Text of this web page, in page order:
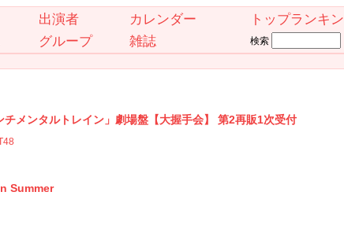
出演者 カレンダー
トップランキ
グループ 雑誌
検索
メンタルトレイン」劇場盤【大握手会】 第2再販1次受付
Summer